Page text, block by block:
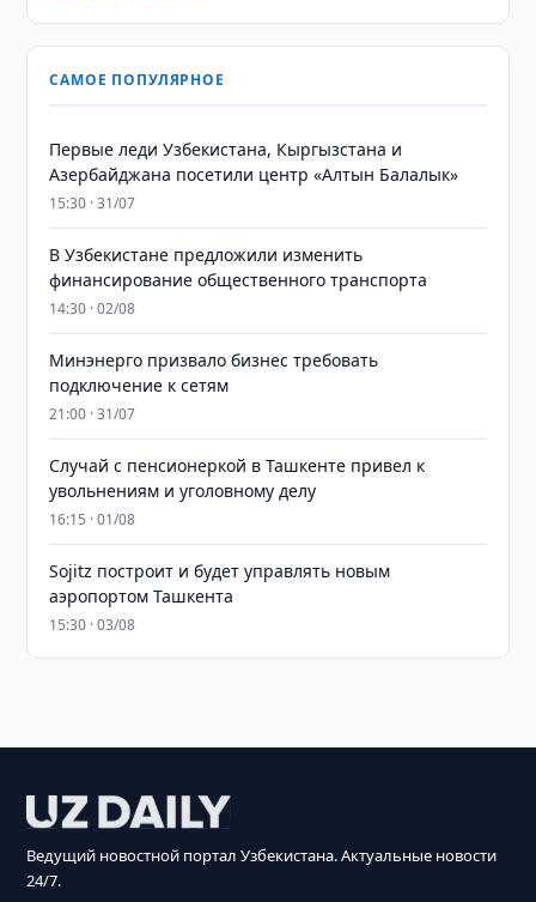
САМОЕ ПОПУЛЯРНОЕ
Первые леди Узбекистана, Кыргызстана и
Азербайджана посетили центр «Алтын Балалык»
15:30 · 31/07
В Узбекистане предложили изменить
финансирование общественного транспорта
14:30 · 02/08
Минэнерго призвало бизнес требовать
подключение к сетям
21:00 · 31/07
Случай с пенсионеркой в Ташкенте привел к
увольнениям и уголовному делу
16:15 · 01/08
Sojitz построит и будет управлять новым
аэропортом Ташкента
15:30 · 03/08
Ведущий новостной портал Узбекистана. Актуальные новости
24/7.